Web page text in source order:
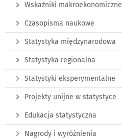
Wskaźniki makroekonomiczne
Czasopisma naukowe
Statystyka międzynarodowa
Statystyka regionalna
Statystyki eksperymentalne
Projekty unijne w statystyce
Edukacja statystyczna
Nagrody i wyróżnienia